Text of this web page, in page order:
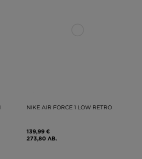
NIKE AIR FORCE 1 LOW RETRO
139,99 €
273,80 ЛВ.